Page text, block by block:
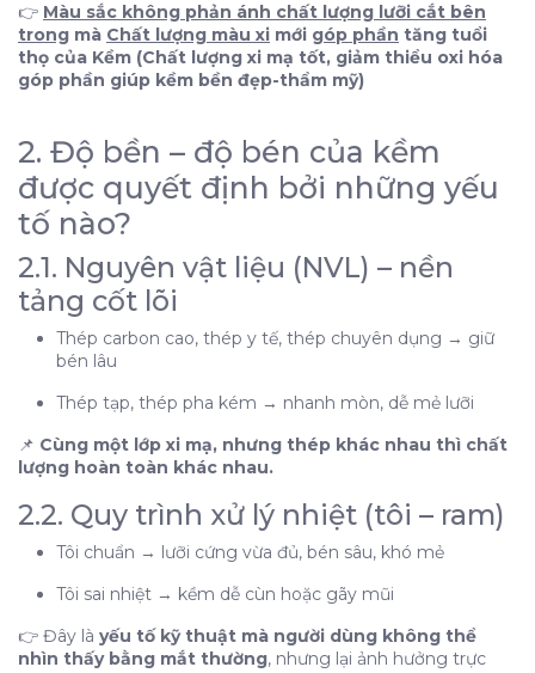
Vậy nên:
1. Màu xi mạ KHÔNG phải là tiêu chí đánh dấu chất
lượng kềm
2.1. Nguyên vật liệu (NVL) – nền tảng cốt lõi
2.2. Quy trình xử lý nhiệt (tôi – ram)
2.3. Kỹ thuật mài & độ khớp lưỡi
2.4. Tay nghề và tuổi nghề của thợ
2.5. Tiêu chuẩn kiểm tra & hoàn thiện cuối
3. Vậy vai trò thực sự của xi mạ là gì?
4. Cách đánh giá một cây kềm bền – bén đúng
Vậy nên:
1. Màu xi mạ KHÔNG phải là tiêu chí đánh dấu
chất lượng kềm
những yếu tố nào?
2.1. Nguyên vật liệu (NVL) – nền tảng cốt lõi
2.2. Quy trình xử lý nhiệt (tôi – ram)
2.4. Tay nghề và tuổi nghề của thợ
👉 Màu sắc không phản ánh chất lượng lưỡi cắt bên
trong mà Chất lượng màu xi mới góp phần tăng tuổi
thọ của Kềm (Chất lượng xi mạ tốt, giảm thiểu oxi hóa
góp phần giúp kềm bền đẹp-thẩm mỹ)
2. Độ bền – độ bén của kềm
được quyết định bởi những yếu
tố nào?
2.1. Nguyên vật liệu (NVL) – nền
tảng cốt lõi
Thép carbon cao, thép y tế, thép chuyên dụng → giữ
bén lâu
Thép tạp, thép pha kém → nhanh mòn, dễ mẻ lưỡi
📌 Cùng một lớp xi mạ, nhưng thép khác nhau thì chất
lượng hoàn toàn khác nhau.
2.2. Quy trình xử lý nhiệt (tôi – ram)
Tôi chuẩn → lưỡi cứng vừa đủ, bén sâu, khó mẻ
Tôi sai nhiệt → kềm dễ cùn hoặc gãy mũi
👉 Đây là yếu tố kỹ thuật mà người dùng không thể
nhìn thấy bằng mắt thường, nhưng lại ảnh hưởng trực